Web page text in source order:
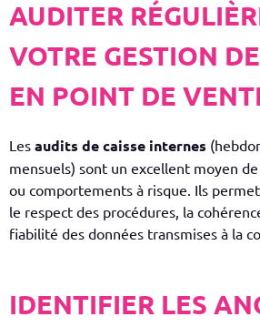
AUDITER
VOTRE GESTION
EN POINT DE
Les audits de caisse internes
mensuels) sont un excellent moyen
ou comportements à risque. Ils
le respect des procédures, la
fiabilité des données transmises à la
IDENTIFIER LES